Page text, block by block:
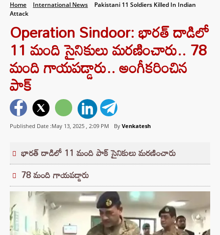
Home International News
Pakistani 11 Soldiers Killed In Indian
Attack
Operation Sindoor: భారత్ దాడిలో
11 మంది సైనికులు మరణించారు.. 78
మంది గాయపడ్డారు.. అంగీకరించిన
పాక్
Published Date :May 13, 2025 , 2:09 PM By Venkatesh
భారత్ దాడిలో 11 మంది పాక్ సైనికులు మరణించారు
78 మంది గాయపడ్డారు